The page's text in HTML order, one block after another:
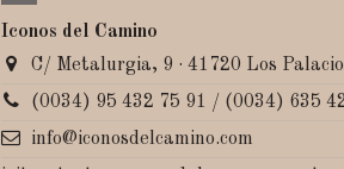
Iconos del Camino
C/ Metalurgia, 9 · 41720 Los
(0034) 95 432 75 91 / (0034) 635
info@iconosdelcamino.com